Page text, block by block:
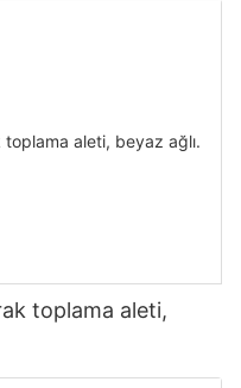
toplama aleti,